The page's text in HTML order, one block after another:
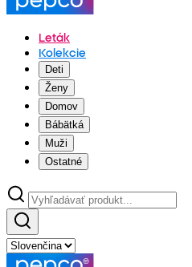
Leták
Kolekcie
Deti
Ženy
Domov
Bábätká
Muži
Ostatné